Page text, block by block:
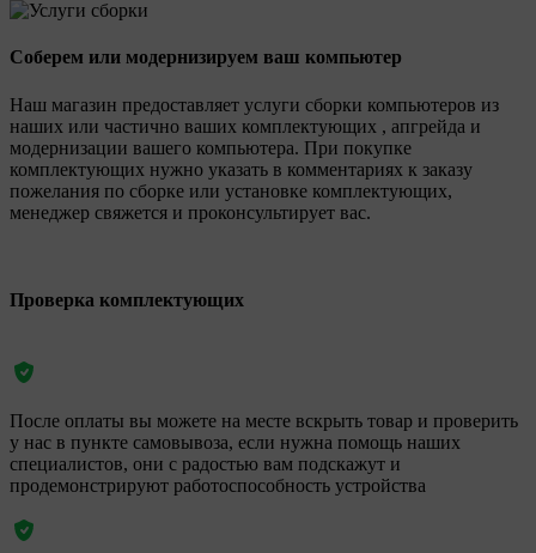
Соберем или модернизируем ваш компьютер
Наш магазин предоставляет услуги сборки компьютеров из
наших или частично ваших комплектующих , апгрейда и
модернизации вашего компьютера. При покупке
комплектующих нужно указать в комментариях к заказу
пожелания по сборке или установке комплектующих,
менеджер свяжется и проконсультирует вас.
Проверка комплектующих
После оплаты вы можете на месте вскрыть товар и проверить
у нас в пункте самовывоза, если нужна помощь наших
специалистов, они с радостью вам подскажут и
продемонстрируют работоспособность устройства